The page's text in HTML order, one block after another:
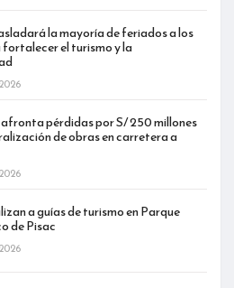
la mayoría de feriados a los
fortalecer el turismo y la
pérdidas por S/ 250 millones
de obras en carretera a
a guías de turismo en Parque
de Pisac